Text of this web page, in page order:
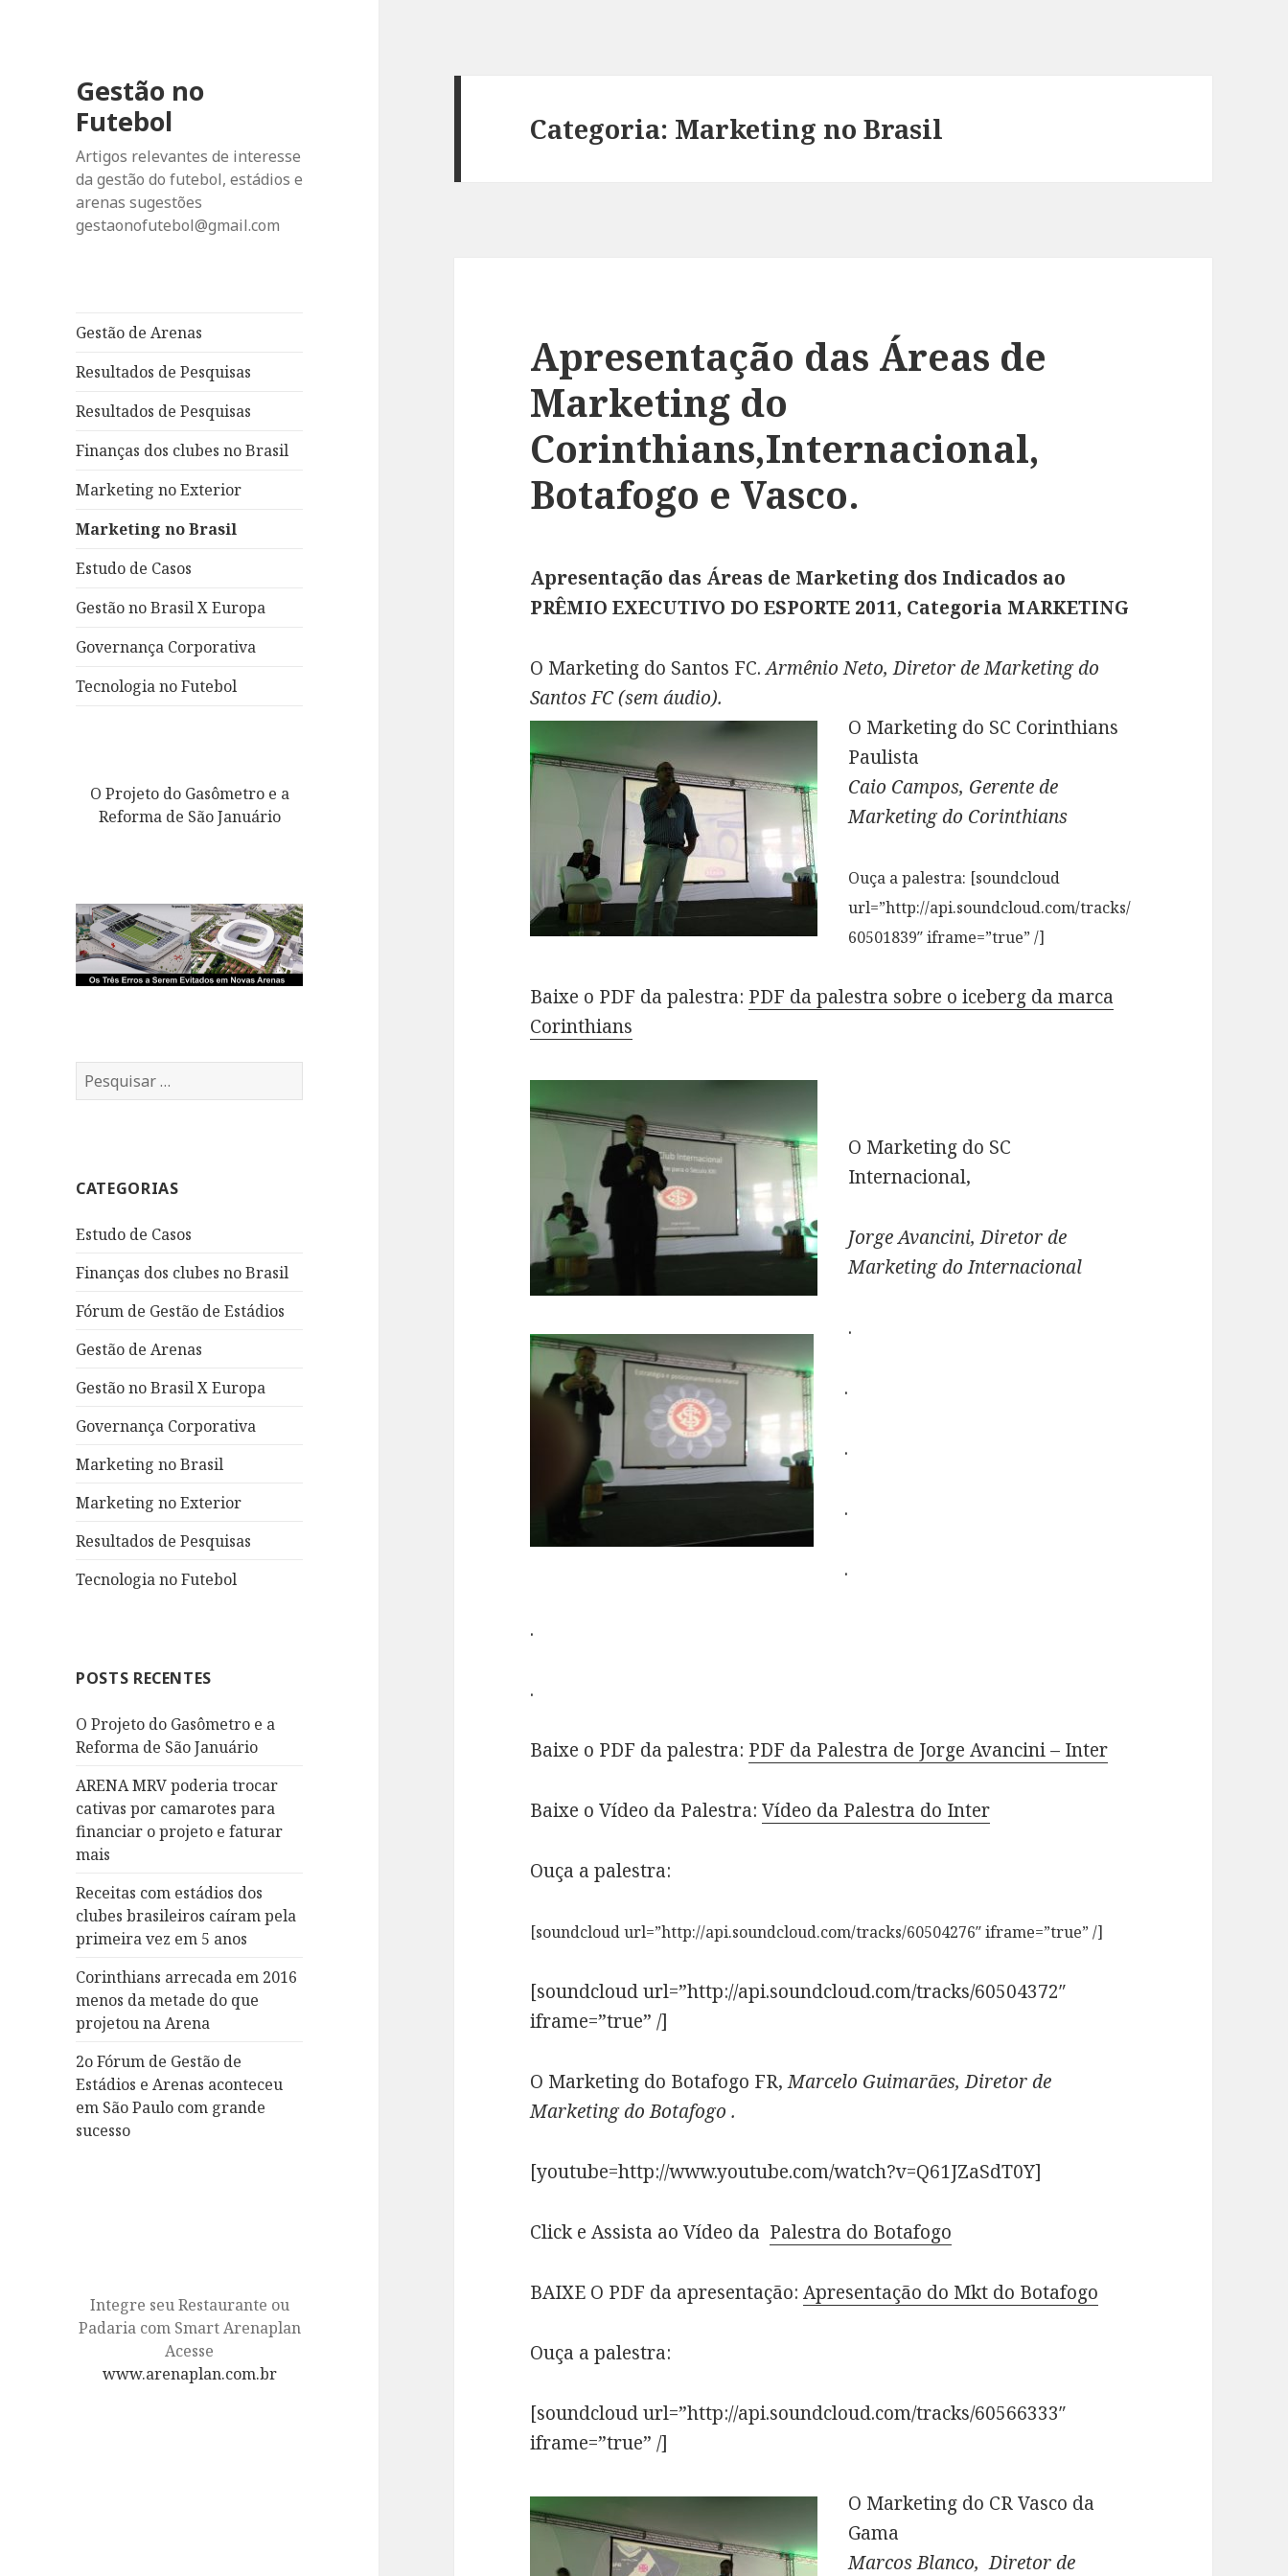
Gestão no
Futebol
Artigos relevantes de interesse
da gestão do futebol, estádios e
arenas sugestões
gestaonofutebol@gmail.com
Gestão de Arenas
Resultados de Pesquisas
Resultados de Pesquisas
Finanças dos clubes no Brasil
Marketing no Exterior
Marketing no Brasil
Estudo de Casos
Gestão no Brasil X Europa
Governança Corporativa
Tecnologia no Futebol
O Projeto do Gasômetro e a
Reforma de São Januário
Pesquisar
por:
CATEGORIAS
Estudo de Casos
Finanças dos clubes no Brasil
Fórum de Gestão de Estádios
Gestão de Arenas
Gestão no Brasil X Europa
Governança Corporativa
Marketing no Brasil
Marketing no Exterior
Resultados de Pesquisas
Tecnologia no Futebol
POSTS RECENTES
O Projeto do Gasômetro e a
Reforma de São Januário
ARENA MRV poderia trocar
cativas por camarotes para
financiar o projeto e faturar
mais
Receitas com estádios dos
clubes brasileiros caíram pela
primeira vez em 5 anos
Corinthians arrecada em 2016
menos da metade do que
projetou na Arena
2o Fórum de Gestão de
Estádios e Arenas aconteceu
em São Paulo com grande
sucesso
Integre seu Restaurante ou
Padaria com Smart Arenaplan
Acesse
www.arenaplan.com.br
Categoria: Marketing no Brasil
Apresentação das Áreas de
Marketing do
Corinthians,Internacional,
Botafogo e Vasco.
Apresentação das Áreas de Marketing dos Indicados ao
PRÊMIO EXECUTIVO DO ESPORTE 2011, Categoria MARKETING
O Marketing do Santos FC.Armênio Neto, Diretor de Marketing do
Santos FC (sem áudio).
O Marketing do SC Corinthians
Paulista
Caio Campos, Gerente de
Marketing do Corinthians
Ouça a palestra: [soundcloud
url=”http://api.soundcloud.com/tracks/
60501839″ iframe=”true” /]
Baixe o PDF da palestra: PDF da palestra sobre o iceberg da marca
Corinthians
O Marketing do SC
Internacional,
Jorge Avancini, Diretor de
Marketing do Internacional
.
.
.
.
.
.
.
Baixe o PDF da palestra: PDF da Palestra de Jorge Avancini – Inter
Baixe o Vídeo da Palestra:Vídeo da Palestra do Inter
Ouça a palestra:
[soundcloud url=”http://api.soundcloud.com/tracks/60504276″ iframe=”true” /]
[soundcloud url=”http://api.soundcloud.com/tracks/60504372″
iframe=”true” /]
O Marketing do Botafogo FR,Marcelo Guimarães, Diretor de
Marketing do Botafogo .
[youtube=http://www.youtube.com/watch?v=Q61JZaSdT0Y]
Click e Assista ao Vídeo da Palestra do Botafogo
BAIXE O PDF da apresentação:Apresentação do Mkt do Botafogo
Ouça a palestra:
[soundcloud url=”http://api.soundcloud.com/tracks/60566333″
iframe=”true” /]
O Marketing do CR Vasco da
Gama
Marcos Blanco, Diretor de